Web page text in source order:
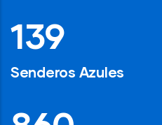
194
Senderos Azules